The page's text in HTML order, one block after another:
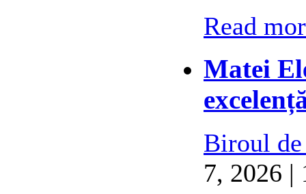
Read
Matei
Biroul
7, 2026 |